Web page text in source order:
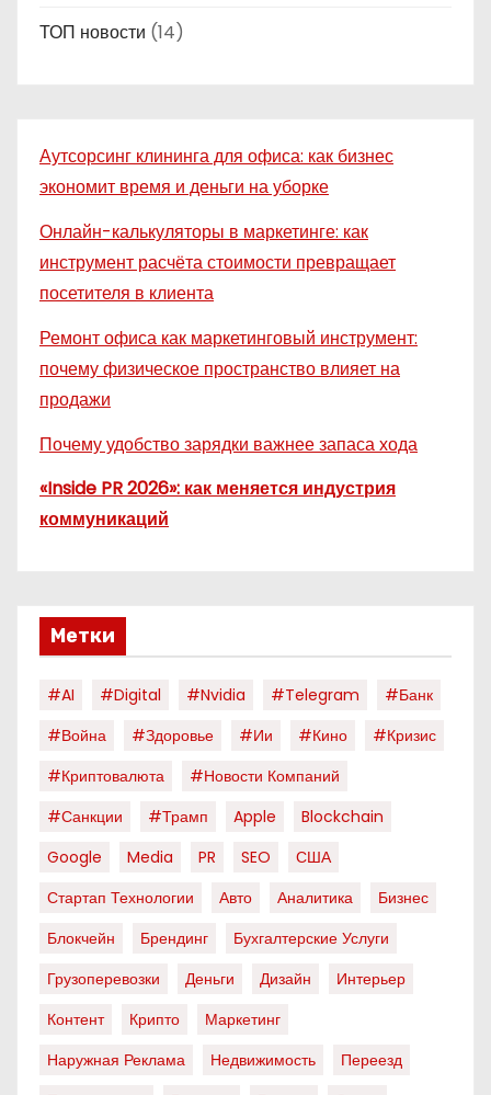
ТОП новости (14)
Аутсорсинг клининга для офиса: как бизнес
экономит время и деньги на уборке
Онлайн-калькуляторы в маркетинге: как
инструмент расчёта стоимости превращает
посетителя в клиента
Ремонт офиса как маркетинговый инструмент:
почему физическое пространство влияет на
продажи
Почему удобство зарядки важнее запаса хода
«Inside PR 2026»: как меняется индустрия
коммуникаций
Метки
#AI #digital #nvidia #telegram
#банк
#война
#здоровье #ии #кино
#кризис
#криптовалюта
#новости Компаний
#санкции
#трамп Apple
Blockchain
Google
Media PR SEO
США
Стартап Технологии
Авто Аналитика
Бизнес
Блокчейн
Брендинг
Бухгалтерские Услуги
Грузоперевозки
Деньги Дизайн
Интерьер
Контент
Крипто
Маркетинг
Наружная Реклама
Недвижимость
Переезд